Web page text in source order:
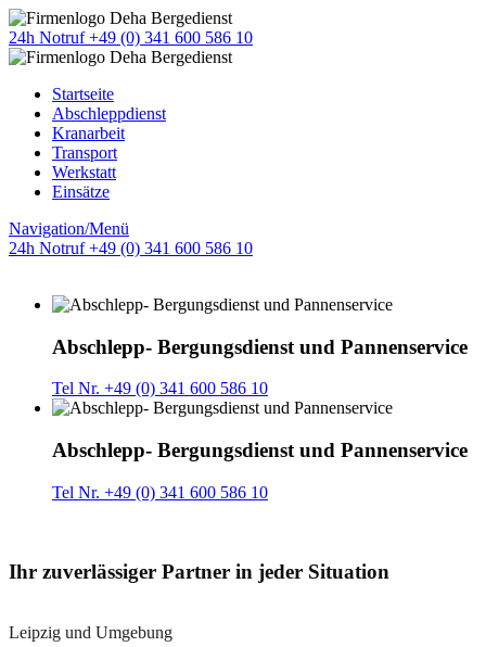
24h Notruf +49 (0) 341 600 586 10
Startseite
Abschleppdienst
Kranarbeit
Transport
Werkstatt
Einsätze
Navigation/Menü
24h Notruf +49 (0) 341 600 586 10
Abschlepp- Bergungsdienst und Pannenservice
Tel Nr. +49 (0) 341 600 586 10
Abschlepp- Bergungsdienst und Pannenservice
Tel Nr. +49 (0) 341 600 586 10
Ihr zuverlässiger Partner in jeder Situation
Leipzig und Umgebung